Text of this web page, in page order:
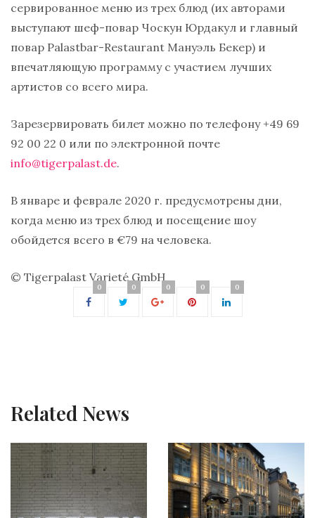
сервированное меню из трех блюд (их авторами
выступают шеф-повар Чоскун Юрдакул и главный
повар Palastbar-Restaurant Мануэль Бекер) и
впечатляющую программу с участием лучших
артистов со всего мира.
Зарезервировать билет можно по телефону +49 69
92 00 22 0 или по электронной почте
info@tigerpalast.de.
В январе и феврале 2020 г. предусмотрены дни,
когда меню из трех блюд и посещение шоу
обойдется всего в €79 на человека.
© Tigerpalast Varieté GmbH
0 0 0 0 0
Related News